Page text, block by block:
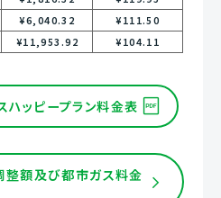
¥6,040.32
¥111.50
¥11,953.92 ¥104.11
ハッピープラン料金表
整額及び都市ガス料金